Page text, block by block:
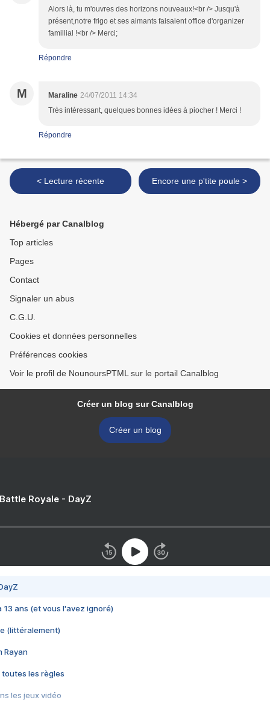
Alors là, tu m'ouvres des horizons nouveaux!<br /> Jusqu'à
présent,notre frigo et ses aimants faisaient office d'organizer
famillial !<br /> Merci;
Répondre
M Maraline 24/07/2011 14:34
Très intéressant, quelques bonnes idées à piocher ! Merci !
Répondre
< Lecture récente Encore une p'tite poule >
Hébergé par Canalblog
Top articles
Pages
Contact
Signaler un abus
C.G.U.
Cookies et données personnelles
Préférences cookies
Voir le profil de NounoursPTML sur le portail Canalblog
Créer un blog sur Canalblog
Créer un blog
Royale - DayZ
13 ans (et vous l'avez ignoré)
(littéralement)
Rayan
toutes les règles
les jeux vidéo